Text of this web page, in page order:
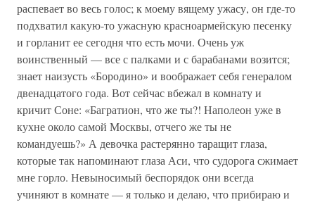
распевает во весь голос; к моему вящему ужасу, он где-то
подхватил какую-то ужасную красноармейскую песенку
и горланит ее сегодня что есть мочи. Очень уж
воинственный — все с палками и с барабанами возится;
знает наизусть «Бородино» и воображает себя генералом
двенадцатого года. Вот сейчас вбежал в комнату и
кричит Соне: «Багратион, что же ты?! Наполеон уже в
кухне около самой Москвы, отчего же ты не
командуешь?» А девочка растерянно таращит глаза,
которые так напоминают глаза Аси, что судорога сжимает
мне горло. Невыносимый беспорядок они всегда
учиняют в комнате — я только и делаю, что прибираю и